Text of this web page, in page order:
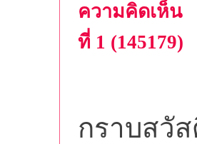
ความคิดเห็น
ที่ 1 (145179)
กราบสวั